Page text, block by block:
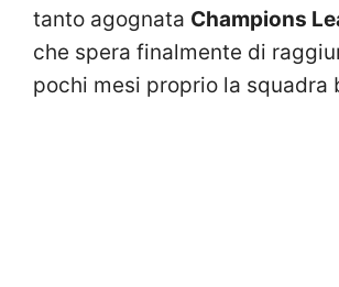
tanto agognata Champions
che spera finalmente di
pochi mesi proprio la squadra